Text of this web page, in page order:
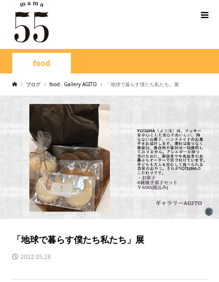
food
ブログ food , Gallery AGITO 「地球で暮らす僕たち私たち」展
「地球で暮らす僕たち私たち」展
2022.05.28